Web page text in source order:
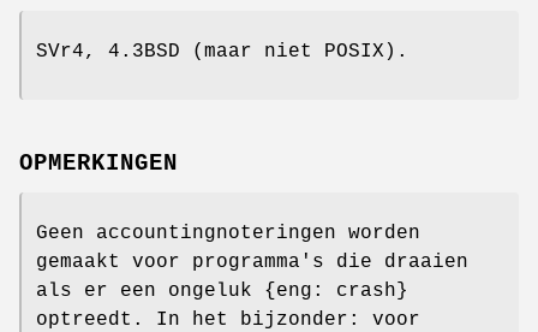
SVr4, 4.3BSD (maar niet POSIX).
OPMERKINGEN
Geen accountingnoteringen worden
gemaakt voor programma's die draaien
als er een ongeluk {eng: crash}
optreedt. In het bijzonder: voor